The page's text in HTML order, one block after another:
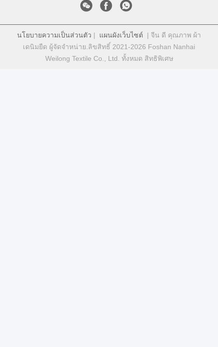
นโยบายความเป็นส่วนตัว | แผนผังเว็บไซต์ | จีน ดี คุณภาพ ผ้า
เดนิมยืด ผู้จัดจําหน่าย.ลิขสิทธิ์ 2021-2026 Foshan Nanhai
Weilong Textile Co., Ltd. ทั้งหมด สิทธิพิเศษ